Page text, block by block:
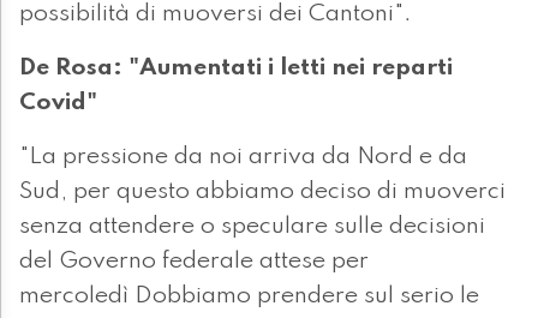
possibilità di muoversi dei Cantoni".
De Rosa: "Aumentati i letti nei reparti
Covid"
"La pressione da noi arriva da Nord e da
Sud, per questo abbiamo deciso di muoverci
senza attendere o speculare sulle decisioni
del Governo federale attese per
mercoledì Dobbiamo prendere sul serio le